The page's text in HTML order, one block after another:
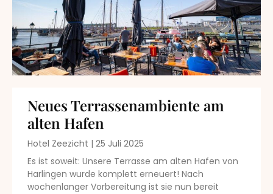
Neues Terrassenambiente am
alten Hafen
Hotel Zeezicht
25 Juli 2025
Es ist soweit: Unsere Terrasse am alten Hafen von
Harlingen wurde komplett erneuert! Nach
wochenlanger Vorbereitung ist sie nun bereit